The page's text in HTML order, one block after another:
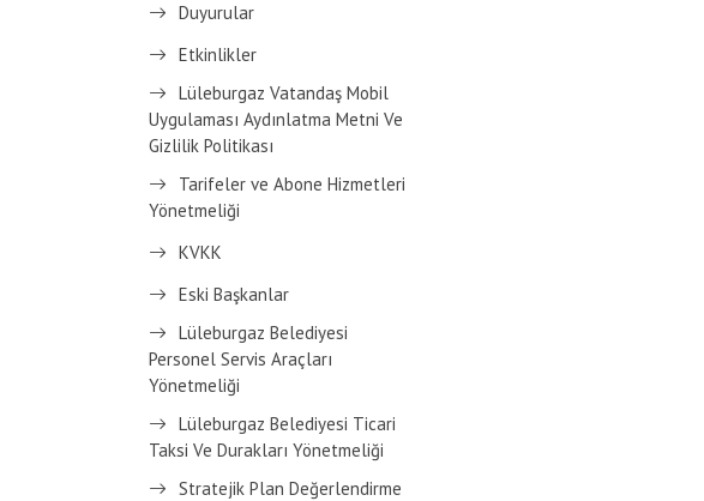
Duyurular
Etkinlikler
Lüleburgaz Vatandaş Mobil
Uygulaması Aydınlatma Metni Ve
Gizlilik Politikası
Tarifeler ve Abone Hizmetleri
Yönetmeliği
KVKK
Eski Başkanlar
Lüleburgaz Belediyesi
Personel Servis Araçları
Yönetmeliği
Lüleburgaz Belediyesi Ticari
Taksi Ve Durakları Yönetmeliği
Stratejik Plan Değerlendirme